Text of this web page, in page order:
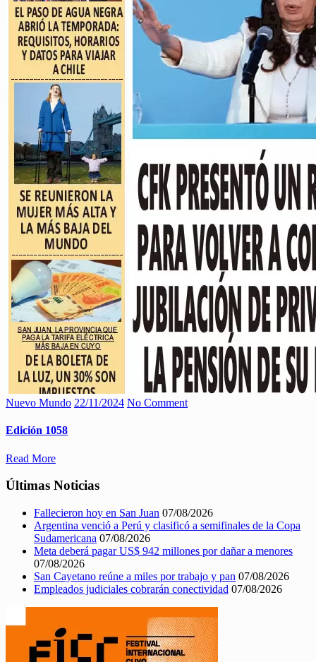
Nuevo Mundo 22/11/2024 No Comment
Edición 1058
Read More
Últimas Noticias
Fallecieron hoy en San Juan 07/08/2026
Argentina venció a Perú y clasificó a semifinales de la Copa
Sudamericana 07/08/2026
Meta deberá pagar US$ 942 millones por dañar a menores
07/08/2026
San Cayetano reúne a miles por trabajo y pan 07/08/2026
Empleados judiciales cobrarán conectividad 07/08/2026